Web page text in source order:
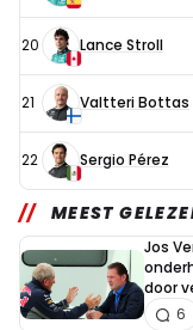
20 Lance Stroll
21 Valtteri Bottas
22 Sergio Pérez
MEEST
Jos
door
6